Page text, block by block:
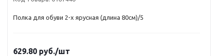
Полка для обуви 2-х ярусная (длина 80см)/5
629.80 руб./шт